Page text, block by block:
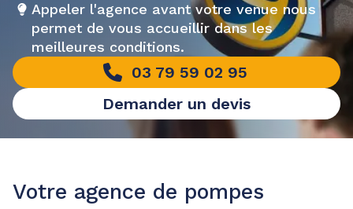
03 79 59 02 95
Demander un devis
Appeler l'agence avant votre venue nous
permet de vous accueillir dans les
meilleures conditions.
Votre agence de pompes